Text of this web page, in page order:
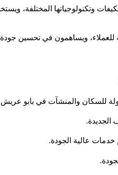
وتكنولوجياتها المختلفة،
ويساهمون في تحسين جودة
للسكان والمنشآت في بابو
الجديدة.
خدمات عالية الجودة.